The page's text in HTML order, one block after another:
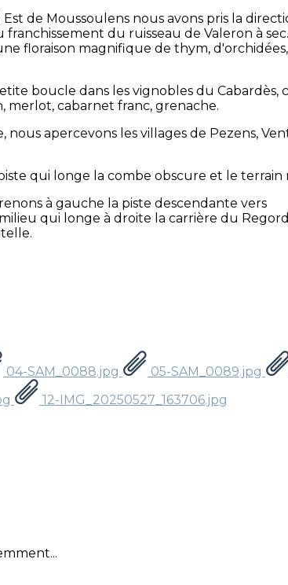
de Moussoulens nous avons pris la
du ruisseau de Valeron à
floraison magnifique de thym,
boucle dans les vignobles du Cabardès,
merlot, cabarnet franc, grenache.
apercevons les villages de Pezens,
qui longe la combe obscure et le terrain
à gauche la piste descendante vers
qui longe à droite la carrière du
04-SAM_0088.jpg 05-SAM_0089.jpg
12-IMG_20250527_163706.jpg